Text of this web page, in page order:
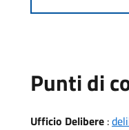
Punti di
Ufficio Delibere :